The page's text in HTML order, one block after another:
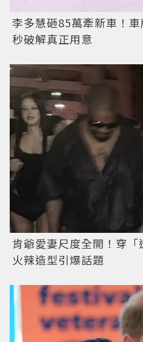
李多慧砸85萬牽新車！
秒破解真正用意
肯爺愛妻尺度全開！穿
火辣造型引爆話題